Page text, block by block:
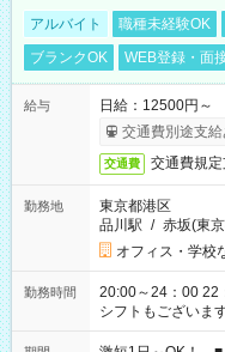
アルバイト 職種未経験OK
ブランクOK
WEB登録・面
給与
日給：12500円～
交通費別途支給
交通費 交通費規
勤務地
東京都港区
品川駅 / 赤坂(東
オフィス・学校
勤務時間
20:00～24：00 22：
シフトもございま